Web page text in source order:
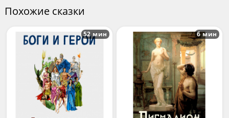
Похожие сказки
52 мин 6 мин